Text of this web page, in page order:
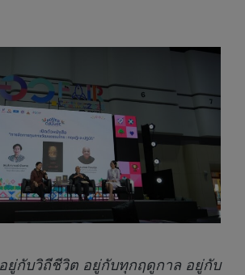
ยู่กับวิถีชีวิต อยู่กับทุกฤดูกาล อยู่กับ